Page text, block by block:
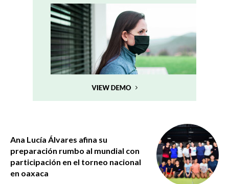
Ana Lucía Álvares afina su
preparación rumbo al mundial con
participación en el torneo nacional
en oaxaca